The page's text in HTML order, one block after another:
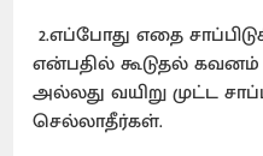
2.எப்போது எதை
என்பதில் கூடுதல்
அல்லது வயிறு முட்ட
செல்லாதீர்கள்.